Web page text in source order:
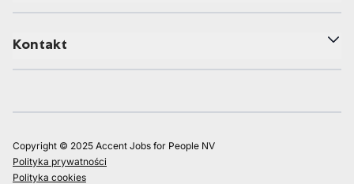
Kontakt
Copyright © 2025 Accent Jobs for People NV
Polityka prywatności
Polityka cookies